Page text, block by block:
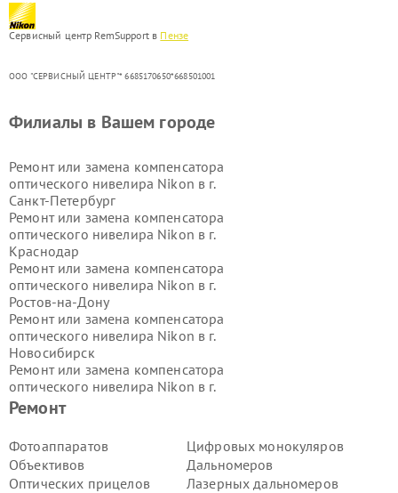
Сервисный центр RemSupport в Пензе
ООО "СЕРВИСНЫЙ ЦЕНТР"* 6685170650*668501001
Ремонт
Фотоаппаратов
Объективов
Оптических прицелов
Цифровых монокуляров
Дальномеров
Лазерных дальномеров
Филиалы в Вашем городе
Ремонт или замена компенсатора
оптического нивелира Nikon в г.
Санкт-Петербург
Ремонт или замена компенсатора
оптического нивелира Nikon в г.
Краснодар
Ремонт или замена компенсатора
оптического нивелира Nikon в г.
Ростов-на-Дону
Ремонт или замена компенсатора
оптического нивелира Nikon в г.
Новосибирск
Ремонт или замена компенсатора
оптического нивелира Nikon в г.
Екатеринбург
оптического нивелира Nikon в г.
Казань
Ремонт или замена компенсатора
оптического нивелира Nikon в г.